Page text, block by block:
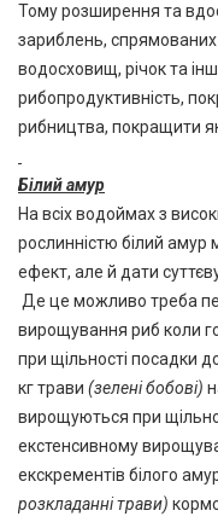
Тому розширення та
зариблень,
водосховищ, річок та
рибопродуктивність,
рибництва, покращити
Білий амур
На всіх водоймах з
рослинністю білий амур
ефект, але й дати
Де це можливо треба
вирощування риб коли
при щільності посадки
кг трави (зелені бобові)
вирощуються при
екстенсивному
екскрементів білого
розкладанні трави)